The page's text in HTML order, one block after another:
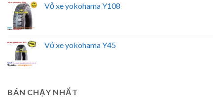
Vỏ xe yokohama Y108
Vỏ xe yokohama Y45
BÁN CHẠY NHẤT